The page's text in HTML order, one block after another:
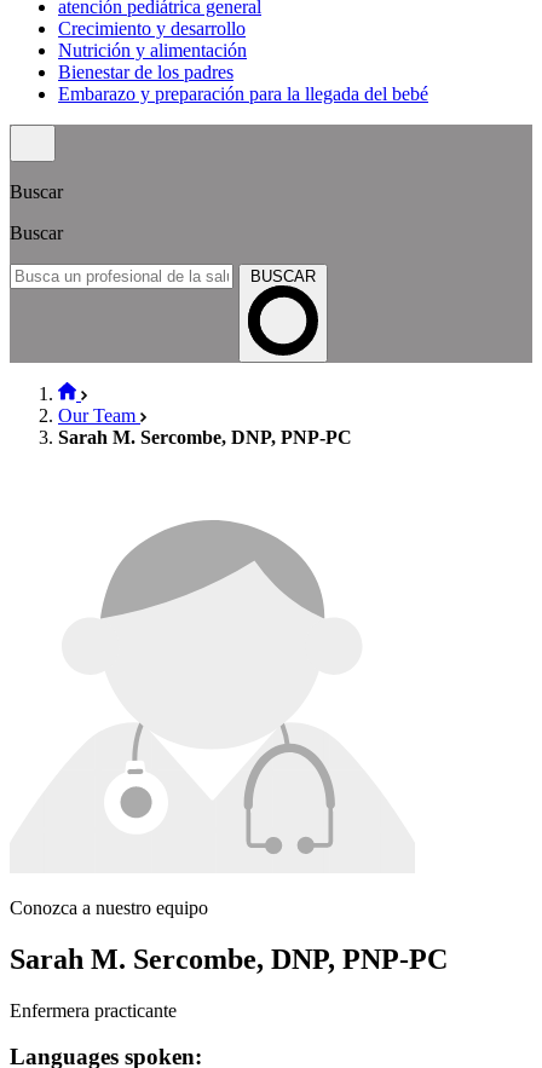
atención pediátrica general
Crecimiento y desarrollo
Nutrición y alimentación
Bienestar de los padres
Embarazo y preparación para la llegada del bebé
Buscar
Buscar
BUSCAR
Our Team
Sarah M. Sercombe, DNP, PNP-PC
Conozca a nuestro equipo
Sarah M. Sercombe, DNP, PNP-PC
Enfermera practicante
Languages spoken: